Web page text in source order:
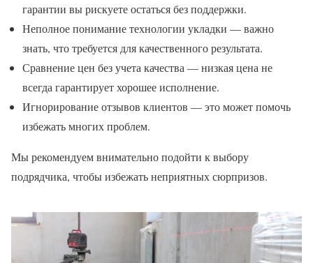
гарантии вы рискуете остаться без поддержки.
Неполное понимание технологии укладки — важно
знать, что требуется для качественного результата.
Сравнение цен без учета качества — низкая цена не
всегда гарантирует хорошее исполнение.
Игнорирование отзывов клиентов — это может помочь
избежать многих проблем.
Мы рекомендуем внимательно подойти к выбору
подрядчика, чтобы избежать неприятных сюрпризов.